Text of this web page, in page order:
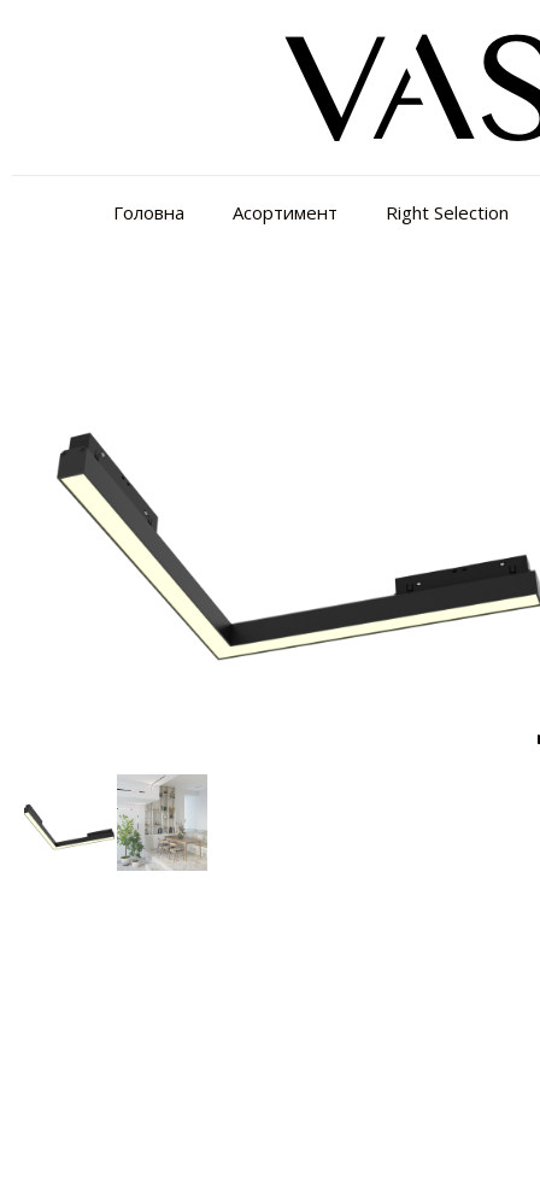
Головна Асортимент Right Selection